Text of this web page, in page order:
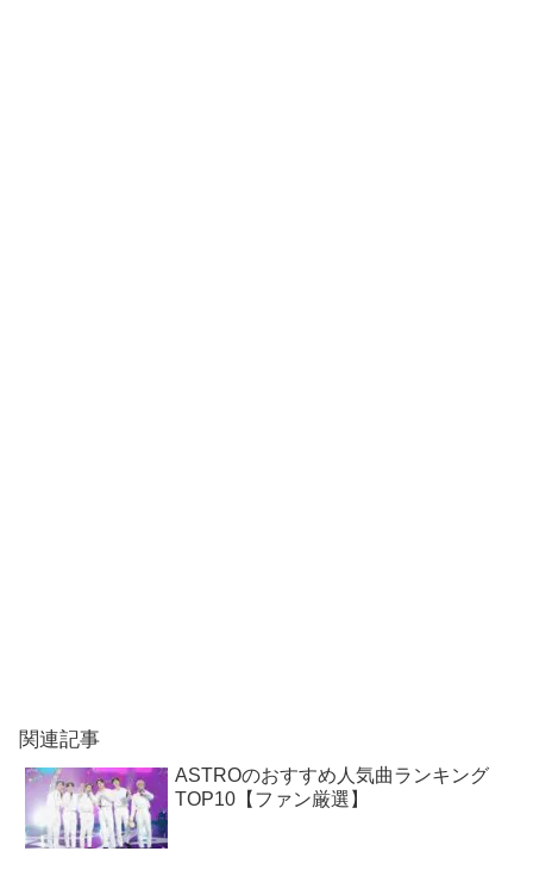
関連記事
ASTROのおすすめ人気曲ランキング
TOP10【ファン厳選】